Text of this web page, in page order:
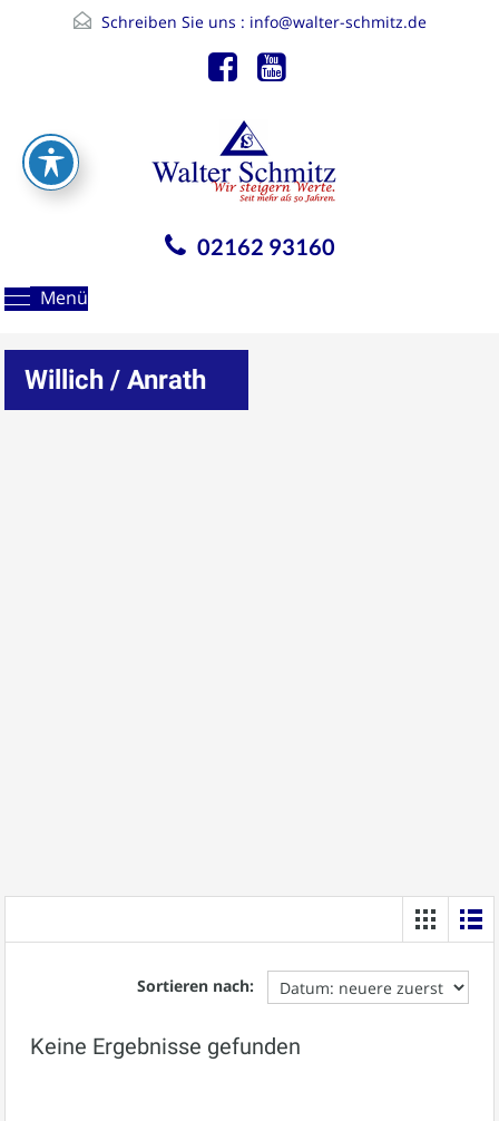
Schreiben Sie uns : info@walter-schmitz.de
02162 93160
Menü
Willich / Anrath
Sortieren nach:
Keine Ergebnisse gefunden